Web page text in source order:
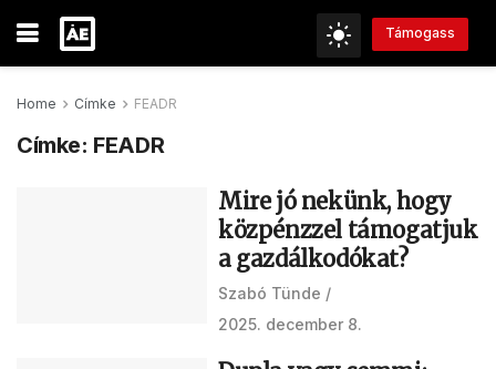
Támogass
Home Címke FEADR
Címke: FEADR
Mire jó nekünk, hogy
közpénzzel támogatjuk
a gazdálkodókat?
Szabó Tünde
2025. december 8.